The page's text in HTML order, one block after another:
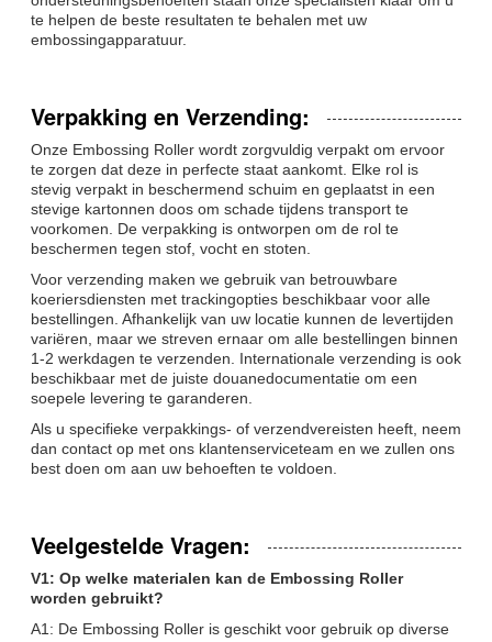
te helpen de beste resultaten te behalen met uw
embossingapparatuur.
Verpakking en Verzending:
Onze Embossing Roller wordt zorgvuldig verpakt om ervoor
te zorgen dat deze in perfecte staat aankomt. Elke rol is
stevig verpakt in beschermend schuim en geplaatst in een
stevige kartonnen doos om schade tijdens transport te
voorkomen. De verpakking is ontworpen om de rol te
beschermen tegen stof, vocht en stoten.
Voor verzending maken we gebruik van betrouwbare
koeriersdiensten met trackingopties beschikbaar voor alle
bestellingen. Afhankelijk van uw locatie kunnen de levertijden
variëren, maar we streven ernaar om alle bestellingen binnen
1-2 werkdagen te verzenden. Internationale verzending is ook
beschikbaar met de juiste douanedocumentatie om een
soepele levering te garanderen.
Als u specifieke verpakkings- of verzendvereisten heeft, neem
dan contact op met ons klantenserviceteam en we zullen ons
best doen om aan uw behoeften te voldoen.
Veelgestelde Vragen:
V1: Op welke materialen kan de Embossing Roller
worden gebruikt?
A1: De Embossing Roller is geschikt voor gebruik op diverse